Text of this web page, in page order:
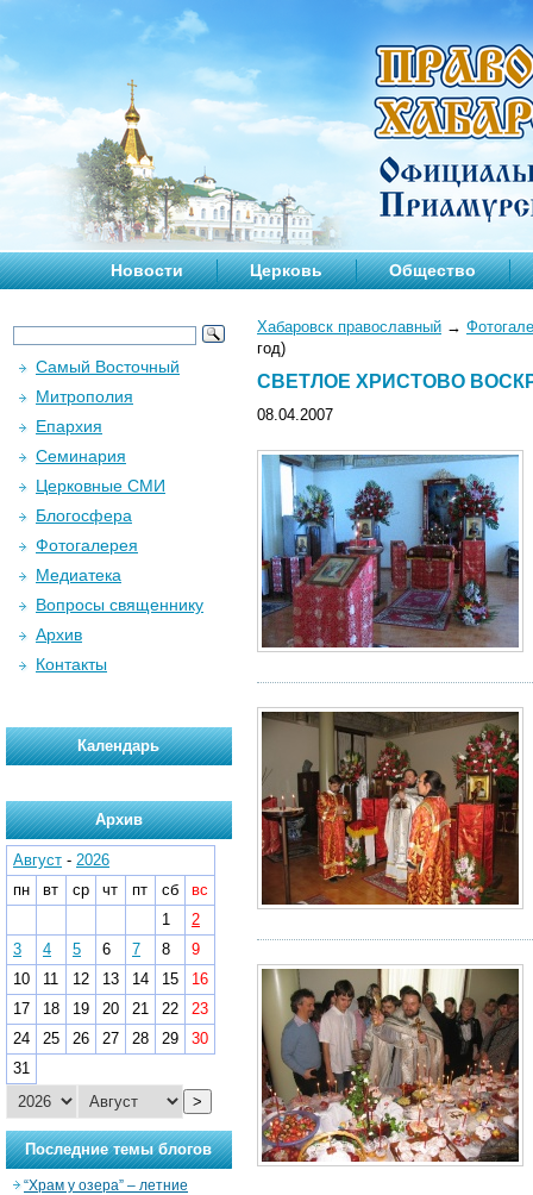
Новости Церковь Общество
Хабаровск православный →
год)
СВЕТЛОЕ ХРИСТОВО
08.04.2007
Самый Восточный
Митрополия
Епархия
Семинария
Церковные СМИ
Блогосфера
Фотогалерея
Медиатека
Вопросы священнику
Архив
Контакты
Календарь
Архив
Август - 2026
пн
вт ср чт пт сб
вс
1
2
3
4 5 6 7 8
9
10
11 12 13 14 15
16
17
18 19 20 21 22
23
24
25 26 27 28 29
30
31
>
Последние темы блогов
“Храм у озера” – летние